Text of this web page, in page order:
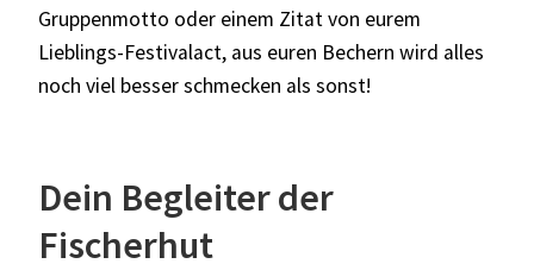
Gruppenmotto oder einem Zitat von eurem
Lieblings-Festivalact, aus euren Bechern wird alles
noch viel besser schmecken als sonst!
Dein Begleiter der
Fischerhut